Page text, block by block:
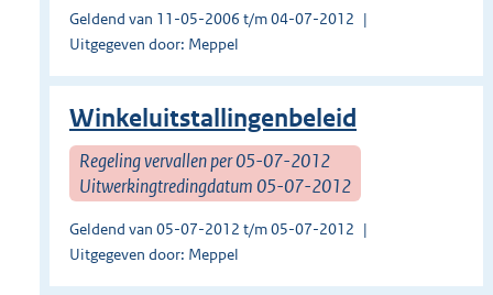
Geldend van 11-05-2006 t/m 04-07-2012
Uitgegeven door: Meppel
Winkeluitstallingenbeleid
Regeling vervallen per 05-07-2012
Uitwerkingtredingdatum 05-07-2012
Geldend van 05-07-2012 t/m 05-07-2012
Uitgegeven door: Meppel